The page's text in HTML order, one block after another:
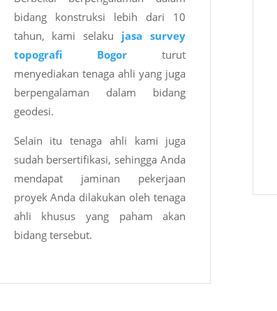
bidang konstruksi lebih dari 10
tahun, kami selaku jasa survey
topografi Bogorturut
menyediakan tenaga ahli yang juga
berpengalaman dalam bidang
geodesi.
Selain itu tenaga ahli kami juga
sudah bersertifikasi, sehingga Anda
mendapat jaminan pekerjaan
proyek Anda dilakukan oleh tenaga
ahli khusus yang paham akan
bidang tersebut.